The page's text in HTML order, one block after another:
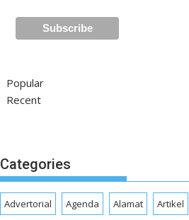
Popular
Recent
Categories
Advertorial Agenda Alamat Artikel